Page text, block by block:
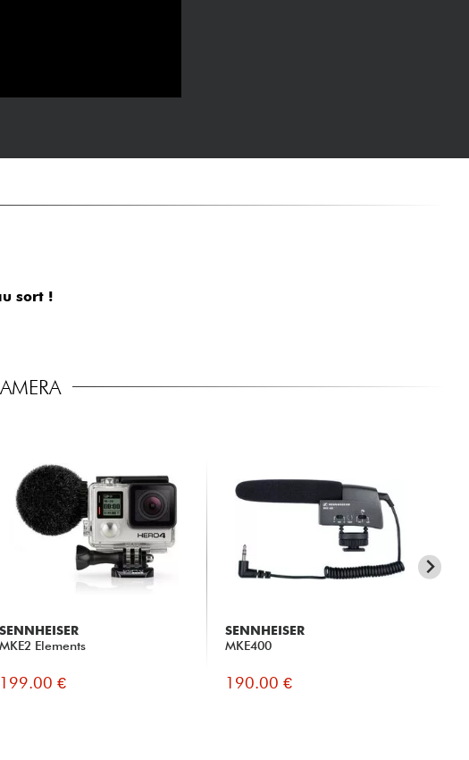
sort !
SENNHEISER
MKE2 Elements
199.00 €
SENNHEISER
MKE400
190.00 €